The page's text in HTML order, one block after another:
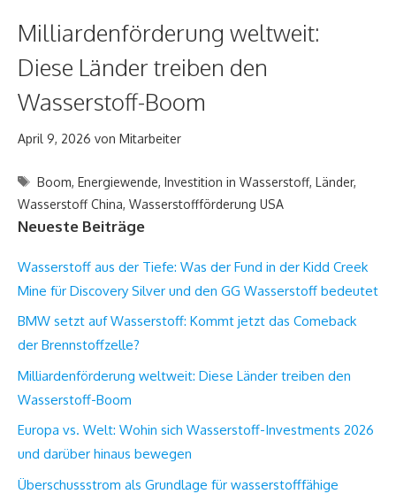
Milliardenförderung weltweit:
Diese Länder treiben den
Wasserstoff-Boom
April 9, 2026 von Mitarbeiter
Schlagwörter
Boom,Energiewende,Investition in Wasserstoff,Länder,
Wasserstoff China, Wasserstoffförderung USA
Neueste Beiträge
Wasserstoff aus der Tiefe: Was der Fund in der Kidd Creek
Mine für Discovery Silver und den GG Wasserstoff bedeutet
BMW setzt auf Wasserstoff: Kommt jetzt das Comeback
der Brennstoffzelle?
Milliardenförderung weltweit: Diese Länder treiben den
Wasserstoff-Boom
Europa vs. Welt: Wohin sich Wasserstoff-Investments 2026
und darüber hinaus bewegen
Überschussstrom als Grundlage für wasserstofffähige